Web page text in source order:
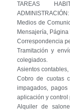
TAREAS
ADMINISTRACIÓN:
Medios de
Mensajería,
Correspondencia
Tramitación y
colegiados.
Asientos contables,
Cobro de cuotas
impagados,
aplicación y control
Alquiler de